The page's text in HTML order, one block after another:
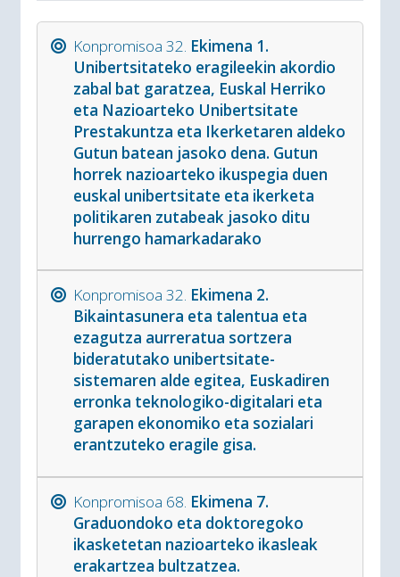
Konpromisoa 32. Ekimena 1.
Unibertsitateko eragileekin akordio
zabal bat garatzea, Euskal Herriko
eta Nazioarteko Unibertsitate
Prestakuntza eta Ikerketaren aldeko
Gutun batean jasoko dena. Gutun
horrek nazioarteko ikuspegia duen
euskal unibertsitate eta ikerketa
politikaren zutabeak jasoko ditu
hurrengo hamarkadarako
Konpromisoa 32. Ekimena 2.
Bikaintasunera eta talentua eta
ezagutza aurreratua sortzera
bideratutako unibertsitate-
sistemaren alde egitea, Euskadiren
erronka teknologiko-digitalari eta
garapen ekonomiko eta sozialari
erantzuteko eragile gisa.
Konpromisoa 68. Ekimena 7.
Graduondoko eta doktoregoko
ikasketetan nazioarteko ikasleak
erakartzea bultzatzea.